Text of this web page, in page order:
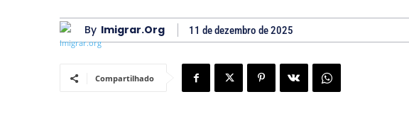
By Imigrar.org 11 de dezembro de 2025
Compartilhado